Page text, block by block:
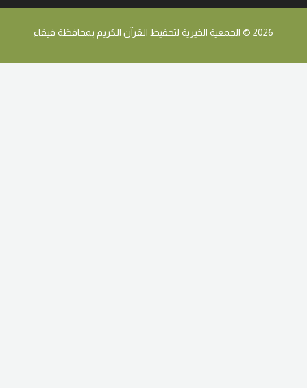
2026 © الجمعية الخيرية لتحفيظ القرآن الكريم بمحافظة فيفاء